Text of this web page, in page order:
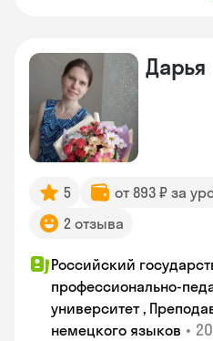
Дарья
5 от 893 ₽ за
2 отзыва
Российский
профессионально-
университет ,
немецкого языков •